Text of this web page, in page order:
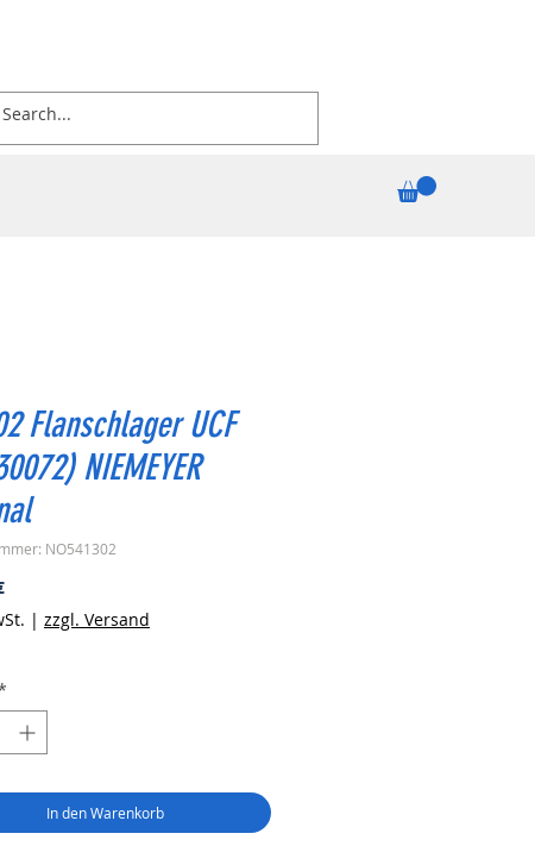
Flanschlager UCF
NIEMEYER
NO541302
Preis
| zzgl. Versand
In den Warenkorb